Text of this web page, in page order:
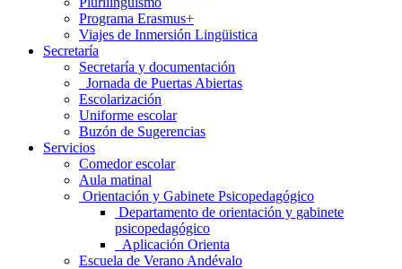
Programa Erasmus+
Viajes de Inmersión Lingüistica
Secretaría
Secretaría y documentación
Jornada de Puertas Abiertas
Escolarización
Uniforme escolar
Buzón de Sugerencias
Servicios
Comedor escolar
Aula matinal
Orientación y Gabinete Psicopedagógico
Departamento de orientación y gabinete
psicopedagógico
Aplicación Orienta
Escuela de Verano Andévalo